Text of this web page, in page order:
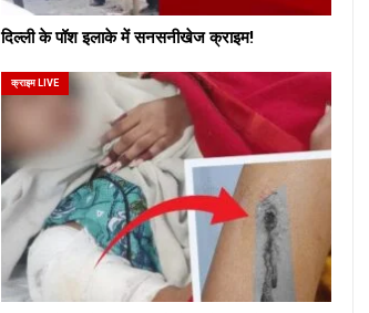
दिल्ली के पॉश इलाके में सनसनीखेज क्राइम!
क्राइम LIVE